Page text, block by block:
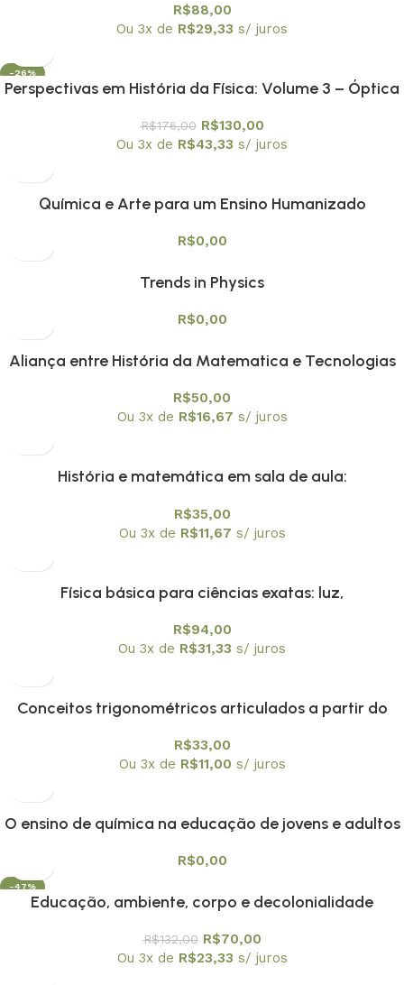
Pedagógica
R$88,00
Ou 3x de R$29,33 s/ juros
-26%
Perspectivas em História da Física: Volume 3 – Óptica
R$176,00 R$130,00
Ou 3x de R$43,33 s/ juros
Química e Arte para um Ensino Humanizado
R$0,00
Trends in Physics
R$0,00
Aliança entre História da Matematica e Tecnologias
R$50,00
Ou 3x de R$16,67 s/ juros
História e matemática em sala de aula:
R$35,00
Ou 3x de R$11,67 s/ juros
Física básica para ciências exatas: luz,
R$94,00
Ou 3x de R$31,33 s/ juros
Conceitos trigonométricos articulados a partir do
historia e ensino de matamática
R$33,00
Ou 3x de R$11,00 s/ juros
O ensino de química na educação de jovens e adultos
R$0,00
-47%
Educação, ambiente, corpo e decolonialidade
R$132,00 R$70,00
Ou 3x de R$23,33 s/ juros